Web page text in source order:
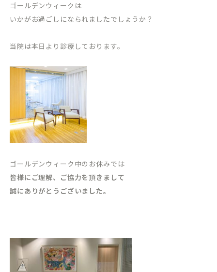
ゴールデンウィークは
いかがお過ごしになられましたでしょうか？
当院は本日より診療しております。
ゴールデンウィーク中のお休みでは
皆様にご理解、ご協力を頂きまして
誠にありがとうございました。